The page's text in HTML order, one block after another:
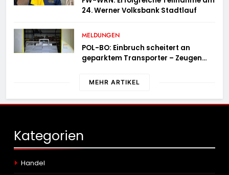
24. Werner Volksbank Stadtlauf
MELDUNGEN
POL-BO: Einbruch scheitert an
geparktem Transporter – Zeugen
MEHR ARTIKEL
Kategorien
Handel